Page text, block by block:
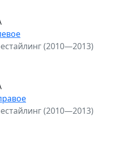
(2010—2013)
(2010—2013)